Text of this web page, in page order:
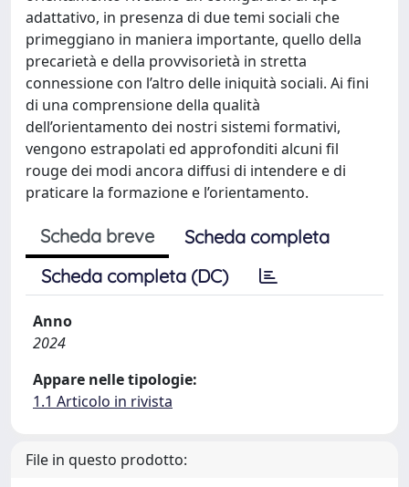
adattativo, in presenza di due temi sociali che
primeggiano in maniera importante, quello della
precarietà e della provvisorietà in stretta
connessione con l’altro delle iniquità sociali. Ai fini
di una comprensione della qualità
dell’orientamento dei nostri sistemi formativi,
vengono estrapolati ed approfonditi alcuni fil
rouge dei modi ancora diffusi di intendere e di
praticare la formazione e l’orientamento.
Scheda breve
Scheda completa
Scheda completa (DC)
Anno
2024
Appare nelle tipologie:
1.1 Articolo in rivista
File in questo prodotto: